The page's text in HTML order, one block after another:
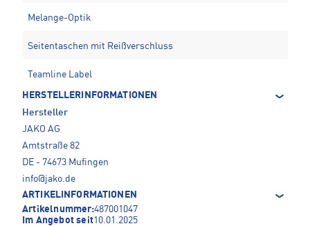
Melange-Optik
Seitentaschen mit Reißverschluss
Teamline Label
HERSTELLERINFORMATIONEN
Hersteller
JAKO AG
Amtstraße 82
DE - 74673 Mufingen
info@jako.de
ARTIKELINFORMATIONEN
Artikelnummer:487001047
Im Angebot seit10.01.2025